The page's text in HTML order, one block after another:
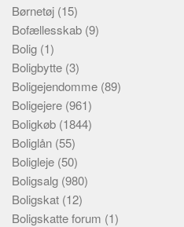
Børnetøj (15)
Bofællesskab (9)
Bolig (1)
Boligbytte (3)
Boligejendomme (89)
Boligejere (961)
Boligkøb (1844)
Boliglån (55)
Boligleje (50)
Boligsalg (980)
Boligskat (12)
Boligskatte forum (1)